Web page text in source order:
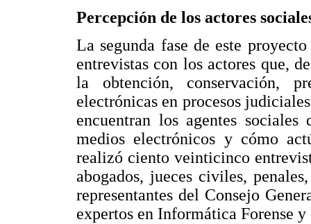
Percepción de los actores
La segunda fase de este
entrevistas con los actores que,
la obtención, conservación,
electrónicas en procesos
encuentran los agentes
medios electrónicos y cómo
realizó ciento veinticinco
abogados, jueces civiles,
representantes del Consejo
expertos en Informática Forense y